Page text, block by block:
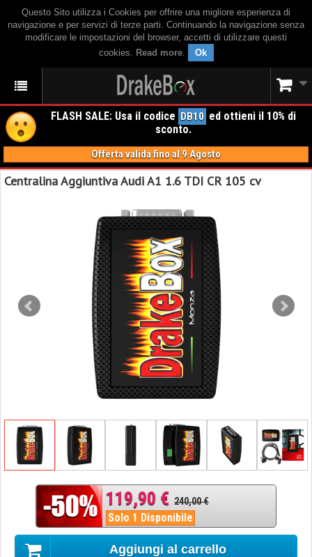
Questo Sito utilizza i Cookies per offrire una migliore esperienza di
navigazione e per servizi di terze parti. Continuando la navigazione senza
modificare le impostazioni del browser, accetti di utilizzare questi
cookies. Read more. Ok
FLASH SALE: Usa il codice DB10 ed ottieni il 10% di
sconto.
Offerta valida fino al 9 Agosto
Centralina Aggiuntiva Audi A1 1.6 TDI CR 105 cv
119,90 € 240,00 €
Solo 1 Disponibile
Aggiungi al carrello